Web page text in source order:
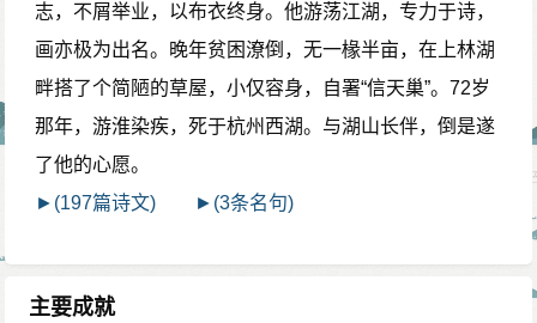
志，不屑举业，以布衣终身。他游荡江湖，专力于诗，
画亦极为出名。晚年贫困潦倒，无一椽半亩，在上林湖
畔搭了个简陋的草屋，小仅容身，自署“信天巢”。72岁
那年，游淮染疾，死于杭州西湖。与湖山长伴，倒是遂
了他的心愿。
►(197篇诗文)
►(3条名句)
主要成就